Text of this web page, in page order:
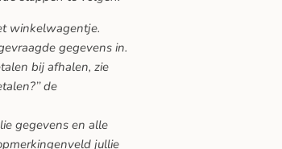
winkelwagentje.
gegevens in.
bij afhalen, zie
de
gegevens en alle
jullie